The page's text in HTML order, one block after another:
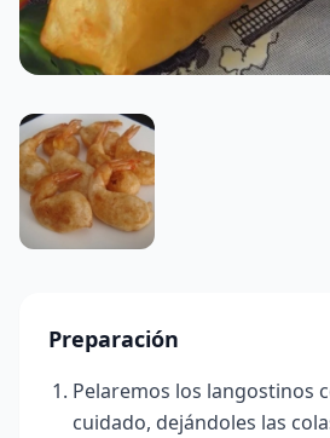
Preparación
Pelaremos los langostinos
cuidado, dejándoles las